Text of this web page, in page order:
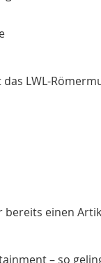
LWL-
bereits einen
– so